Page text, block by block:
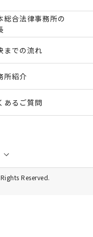
総合法律事務所の
までの流れ
所紹介
あるご質問
Reserved.